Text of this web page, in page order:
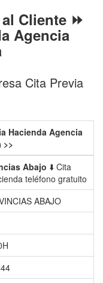
Cliente ⏩
Agencia
Cita Previa
Hacienda Agencia
>>
Abajo ⬇️ Cita
teléfono gratuito
ABAJO